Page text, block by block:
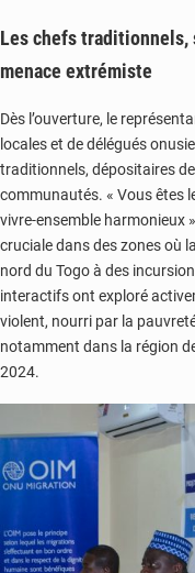
Les chefs traditionnels,
menace extrémiste
Dès l’ouverture, le
locales et de délégués
traditionnels, dépositaires
communautés. « Vous êtes
vivre-ensemble harmonieux
cruciale dans des zones où
nord du Togo à des
interactifs ont exploré
violent, nourri par la
notamment dans la région
2024.